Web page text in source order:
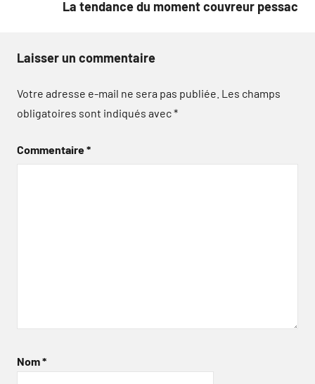
La tendance du moment couvreur pessac
Laisser un commentaire
Votre adresse e-mail ne sera pas publiée. Les champs
obligatoires sont indiqués avec*
Commentaire*
Nom*